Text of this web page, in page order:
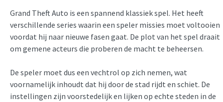
Grand Theft Auto is een spannend klassiek spel. Het heeft
verschillende series waarin een speler missies moet voltooien
voordat hij naar nieuwe fasen gaat. De plot van het spel draait
om gemene acteurs die proberen de macht te beheersen.
De speler moet dus een vechtrol op zich nemen, wat
voornamelijk inhoudt dat hij door de stad rijdt en schiet. De
instellingen zijn voorstedelijk en lijken op echte steden in de